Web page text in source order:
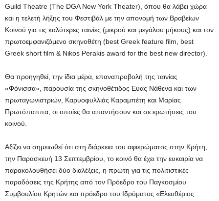
Guild Theatre (Τhe DGA New York Theater), όπου θα λάβει χώρα
και η τελετή λήξης του Φεστιβάλ με την απονομή των Βραβείων
Κοινού για τις καλύτερες ταινίες (μικρού και μεγάλου μήκους) και τον
πρωτοεμφανιζόμενο σκηνοθέτη (best Greek feature film, best
Greek short film & Nikos Perakis award for the best new director).
Θα προηγηθεί, την ίδια μέρα, επαναπροβολή της ταινίας
«Φόνισσα», παρουσία της σκηνοθέτιδος Ευας Νάθενα και των
πρωταγωνιστριών, Καρυοφυλλιάς Καραμπέτη και Μαρίας
Πρωτόπαππα, οι οποίες θα απαντήσουν και σε ερωτήσεις του
κοινού.
Αξίζει να σημειωθεί ότι στη διάρκεια του αφιερώματος στην Κρήτη,
την Παρασκευή 13 Σεπτεμβρίου, το κοινό θα έχει την ευκαιρία να
παρακολουθήσει δύο διαλέξεις, η πρώτη για τις πολιτιστικές
παραδόσεις της Κρήτης από τον Πρόεδρο του Παγκοσμίου
Συμβουλίου Κρητών και πρόεδρο του Ιδρύματος «Ελευθέριος